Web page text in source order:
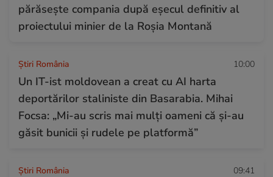
părăsește compania după eșecul definitiv al
proiectului minier de la Roșia Montană
Știri România 10:00
Un IT-ist moldovean a creat cu AI harta
deportărilor staliniste din Basarabia. Mihai
Focsa: „Mi-au scris mai mulți oameni că și-au
găsit bunicii și rudele pe platformă”
Știri România 09:41